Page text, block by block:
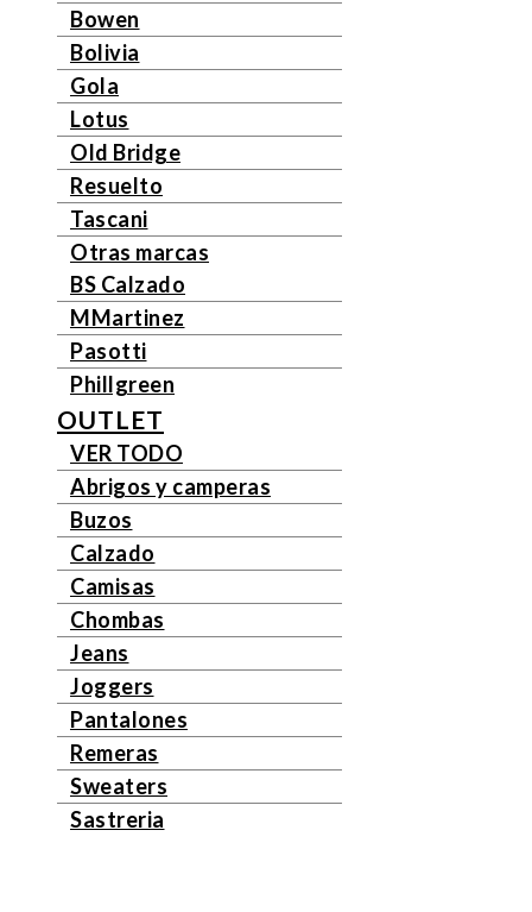
Bowen
Bolivia
Gola
Lotus
Old Bridge
Resuelto
Tascani
Otras marcas
BS Calzado
MMartinez
Pasotti
Phillgreen
OUTLET
VER TODO
Abrigos y camperas
Buzos
Calzado
Camisas
Chombas
Jeans
Joggers
Pantalones
Remeras
Sweaters
Sastreria